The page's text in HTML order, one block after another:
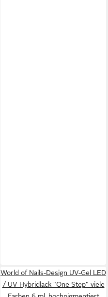
World of Nails-Design UV-Gel LED
/ UV Hybridlack "One Step" viele